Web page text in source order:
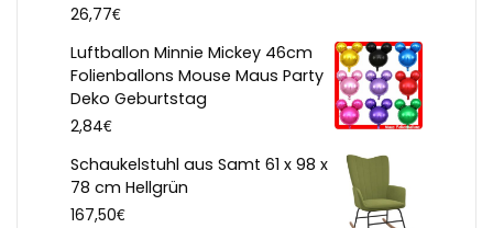
26,77€
Luftballon Minnie Mickey 46cm
Folienballons Mouse Maus Party
Deko Geburtstag
2,84€
Schaukelstuhl aus Samt 61 x 98 x
78 cm Hellgrün
167,50€